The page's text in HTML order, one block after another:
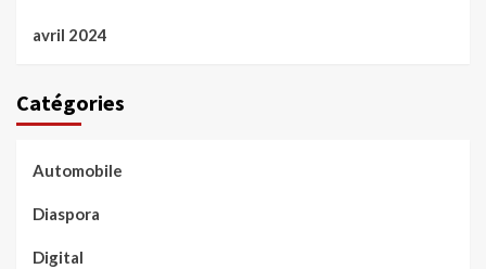
avril 2024
Catégories
Automobile
Diaspora
Digital